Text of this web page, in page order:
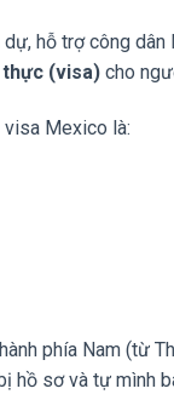
hỗ trợ công
thực (visa) cho
Mexico là:
phía Nam (từ
hồ sơ và tự mình